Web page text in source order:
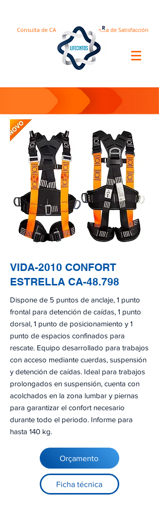
Encuesta de Satisfacción
Consulta de CA
VIDA-2010 CONFORT
ESTRELLA CA-48.798
Dispone de 5 puntos de anclaje, 1 punto
frontal para detención de caídas, 1 punto
dorsal, 1 punto de posicionamiento y 1
punto de espacios confinados para
rescate. Equipo desarrollado para trabajos
con acceso mediante cuerdas, suspensión
y detención de caídas. Ideal para trabajos
prolongados en suspensión, cuenta con
acolchados en la zona lumbar y piernas
para garantizar el confort necesario
durante todo el periodo. Informe para
hasta 140 kg.
Orçamento
Ficha técnica